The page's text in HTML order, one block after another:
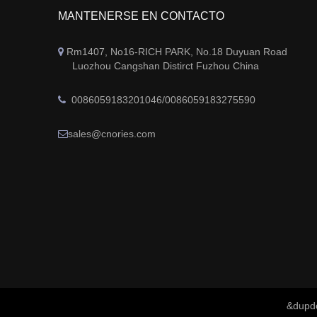
MANTENERSE EN CONTACTO
 Rm1407, No16-RICH PARK, No.18 Duyuan Road
Luozhou Cangshan Distirct Fuzhou China
 0086059183201046/0086059183275590
sales@cnories.com